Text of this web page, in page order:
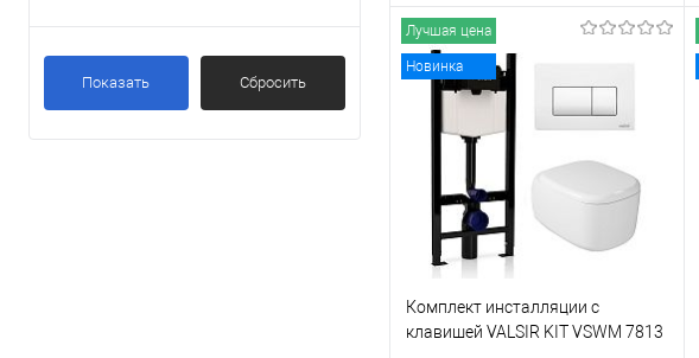
Показать Сбросить
В корзину
Купить в 1 клик
Сравнение
В избранное
Под заказ
Лучшая цена
Новинка
Комплект инсталляции с
клавишей VALSIR KIT VSWM 7813